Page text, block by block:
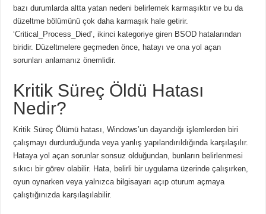
bazı durumlarda altta yatan nedeni belirlemek karmaşıktır ve bu da
düzeltme bölümünü çok daha karmaşık hale getirir.
‘Critical_Process_Died’, ikinci kategoriye giren BSOD hatalarından
biridir. Düzeltmelere geçmeden önce, hatayı ve ona yol açan
sorunları anlamanız önemlidir.
Kritik Süreç Öldü Hatası
Nedir?
Kritik Süreç Ölümü hatası, Windows’un dayandığı işlemlerden biri
çalışmayı durdurduğunda veya yanlış yapılandırıldığında karşılaşılır.
Hataya yol açan sorunlar sonsuz olduğundan, bunların belirlenmesi
sıkıcı bir görev olabilir. Hata, belirli bir uygulama üzerinde çalışırken,
oyun oynarken veya yalnızca bilgisayarı açıp oturum açmaya
çalıştığınızda karşılaşılabilir.